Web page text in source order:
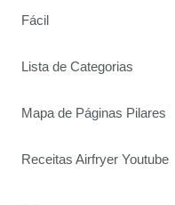
Fácil
Lista de Categorias
Mapa de Páginas Pilares
Receitas Airfryer Youtube